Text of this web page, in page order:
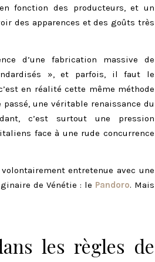
fonction des producteurs, et un
des apparences et des goûts très
d’une fabrication massive de
», et parfois, il faut le
en réalité cette même méthode
une véritable renaissance du
c’est surtout une pression
face à une rude concurrence
entretenue avec une
de Vénétie : le Pandoro. Mais
les règles de